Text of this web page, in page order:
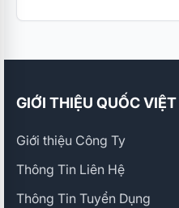
GIỚI THIỆU QUỐC VIỆT
Giới thiệu Công Ty
Thông Tin Liên Hệ
Thông Tin Tuyển Dụng